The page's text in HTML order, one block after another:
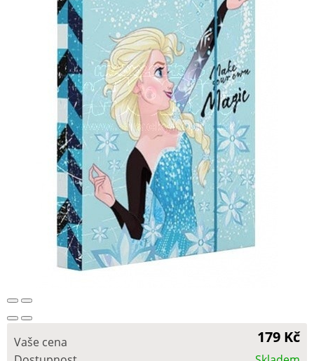
Vaše cena 179 Kč